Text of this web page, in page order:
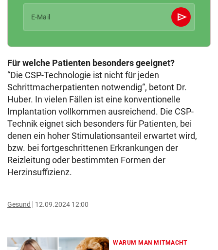
E-Mail send
Abschicken
Für welche Patienten besonders geeignet?
“Die CSP-Technologie ist nicht für jeden
Schrittmacherpatienten notwendig“, betont Dr.
Huber. In vielen Fällen ist eine konventionelle
Implantation vollkommen ausreichend. Die CSP-
Technik eignet sich besonders für Patienten, bei
denen ein hoher Stimulationsanteil erwartet wird,
bzw. bei fortgeschrittenen Erkrankungen der
Reizleitung oder bestimmten Formen der
Herzinsuffizienz.
Gesund 12.09.2024 12:00
WARUM MAN MITMACHT